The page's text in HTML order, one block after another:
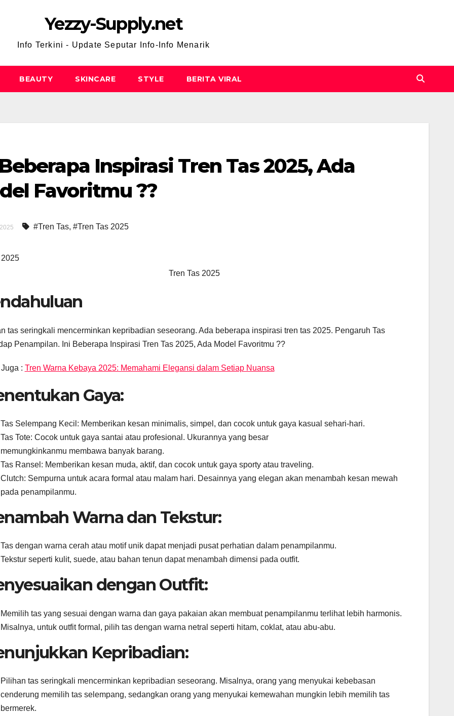
Yezzy-Supply.net
Info Terkini - Update Seputar Info-Info Menarik
BEAUTY SKINCARE STYLE BERITA VIRAL
Inspirasi Tren Tas 2025, Ada
Favoritmu ??
#Tren Tas, #Tren Tas 2025
Tren Tas 2025
tas seringkali mencerminkan kepribadian seseorang. Ada beberapa inspirasi tren tas 2025. Pengaruh Tas
Penampilan. Ini Beberapa Inspirasi Tren Tas 2025, Ada Model Favoritmu ??
: Tren Warna Kebaya 2025: Memahami Elegansi dalam Setiap Nuansa
Gaya:
Tas Selempang Kecil: Memberikan kesan minimalis, simpel, dan cocok untuk gaya kasual sehari-hari.
Tas Tote: Cocok untuk gaya santai atau profesional. Ukurannya yang besar
memungkinkanmu membawa banyak barang.
Tas Ransel: Memberikan kesan muda, aktif, dan cocok untuk gaya sporty atau traveling.
Clutch: Sempurna untuk acara formal atau malam hari. Desainnya yang elegan akan menambah kesan mewah
pada penampilanmu.
Warna dan Tekstur:
Tas dengan warna cerah atau motif unik dapat menjadi pusat perhatian dalam penampilanmu.
Tekstur seperti kulit, suede, atau bahan tenun dapat menambah dimensi pada outfit.
dengan Outfit:
Memilih tas yang sesuai dengan warna dan gaya pakaian akan membuat penampilanmu terlihat lebih harmonis.
Misalnya, untuk outfit formal, pilih tas dengan warna netral seperti hitam, coklat, atau abu-abu.
Kepribadian:
Pilihan tas seringkali mencerminkan kepribadian seseorang. Misalnya, orang yang menyukai kebebasan
cenderung memilih tas selempang, sedangkan orang yang menyukai kemewahan mungkin lebih memilih tas
bermerek.